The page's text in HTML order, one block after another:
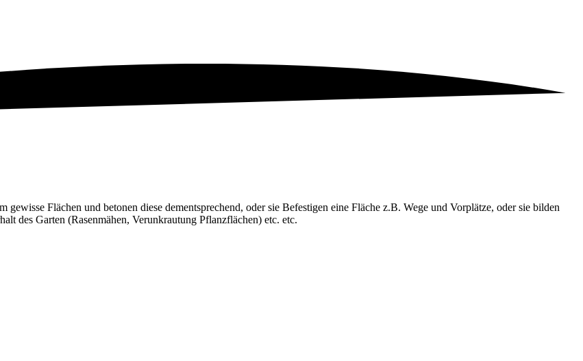
Flächen und betonen diese dementsprechend, oder sie Befestigen eine Fläche z.B. Wege und Vorplätze, oder sie bilden
des Garten (Rasenmähen, Verunkrautung Pflanzflächen) etc. etc.